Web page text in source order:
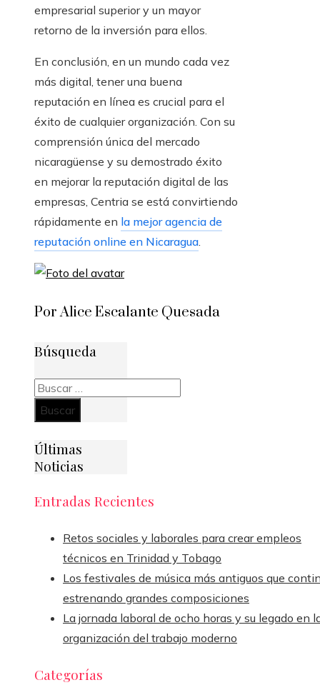
empresarial superior y un mayor
retorno de la inversión para ellos.
En conclusión, en un mundo cada vez
más digital, tener una buena
reputación en línea es crucial para el
éxito de cualquier organización. Con su
comprensión única del mercado
nicaragüense y su demostrado éxito
en mejorar la reputación digital de las
empresas, Centria se está convirtiendo
rápidamente en la mejor agencia de
reputación online en Nicaragua.
Por Alice Escalante Quesada
Búsqueda
Buscar:
Últimas
Noticias
Entradas Recientes
Retos sociales y laborales para crear empleos
técnicos en Trinidad y Tobago
Los festivales de música más antiguos que
estrenando grandes composiciones
La jornada laboral de ocho horas y su legado en
organización del trabajo moderno
Categorías